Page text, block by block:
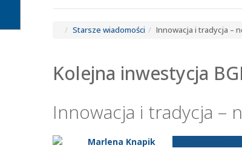
Starsze wiadomości Innowacja i tradycja –
Kolejna inwestycja
Innowacja i tradycja –
Marlena Knapik